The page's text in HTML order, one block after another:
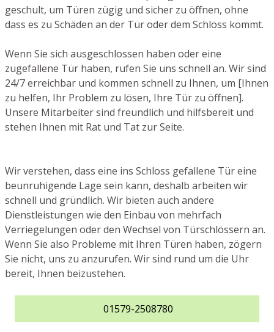
geschult, um Türen zügig und sicher zu öffnen, ohne
dass es zu Schäden an der Tür oder dem Schloss kommt.
Wenn Sie sich ausgeschlossen haben oder eine
zugefallene Tür haben, rufen Sie uns schnell an. Wir sind
24/7 erreichbar und kommen schnell zu Ihnen, um [Ihnen
zu helfen, Ihr Problem zu lösen, Ihre Tür zu öffnen].
Unsere Mitarbeiter sind freundlich und hilfsbereit und
stehen Ihnen mit Rat und Tat zur Seite.
Wir verstehen, dass eine ins Schloss gefallene Tür eine
beunruhigende Lage sein kann, deshalb arbeiten wir
schnell und gründlich. Wir bieten auch andere
Dienstleistungen wie den Einbau von mehrfach
Verriegelungen oder den Wechsel von Türschlössern an.
Wenn Sie also Probleme mit Ihren Türen haben, zögern
Sie nicht, uns zu anzurufen. Wir sind rund um die Uhr
bereit, Ihnen beizustehen.
01579-2508780